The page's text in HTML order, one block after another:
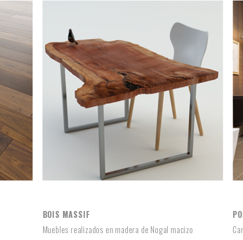
BOIS MASSIF
Muebles realizados en madera de Nogal macizo